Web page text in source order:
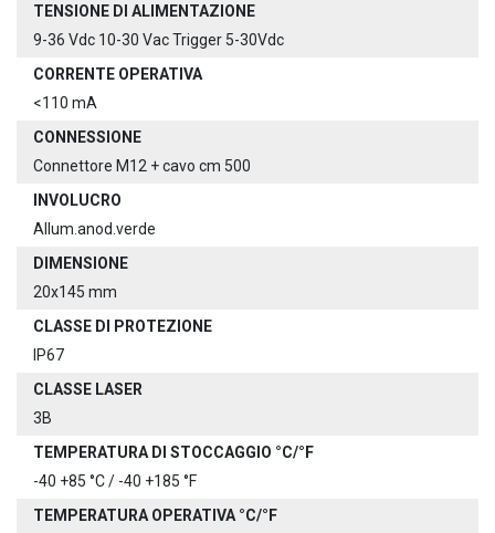
TENSIONE DI ALIMENTAZIONE
9-36 Vdc 10-30 Vac Trigger 5-30Vdc
CORRENTE OPERATIVA
<110 mA
CONNESSIONE
Connettore M12 + cavo cm 500
INVOLUCRO
Allum.anod.verde
DIMENSIONE
20x145 mm
CLASSE DI PROTEZIONE
IP67
CLASSE LASER
3B
TEMPERATURA DI STOCCAGGIO °C/°F
-40 +85 °C / -40 +185 °F
TEMPERATURA OPERATIVA °C/°F